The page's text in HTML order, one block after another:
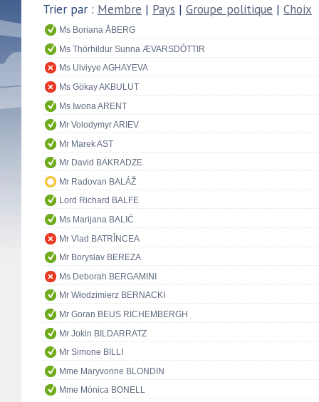
Trier par : Membre | Pays | Groupe politique | Choix
Ms Boriana ÅBERG
Ms Thórhildur Sunna ÆVARSDÓTTIR
Ms Ulviyye AGHAYEVA
Ms Gökay AKBULUT
Ms Iwona ARENT
Mr Volodymyr ARIEV
Mr Marek AST
Mr David BAKRADZE
Mr Radovan BALÁŽ
Lord Richard BALFE
Ms Marijana BALIĆ
Mr Vlad BATRÎNCEA
Mr Boryslav BEREZA
Ms Deborah BERGAMINI
Mr Włodzimierz BERNACKI
Mr Goran BEUS RICHEMBERGH
Mr Jokin BILDARRATZ
Mr Simone BILLI
Mme Maryvonne BLONDIN
Mme Mònica BONELL